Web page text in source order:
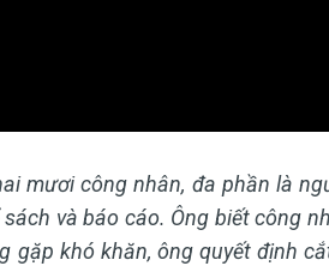
mươi công nhân, đa phần là
và báo cáo. Ông biết công
gặp khó khăn, ông quyết định